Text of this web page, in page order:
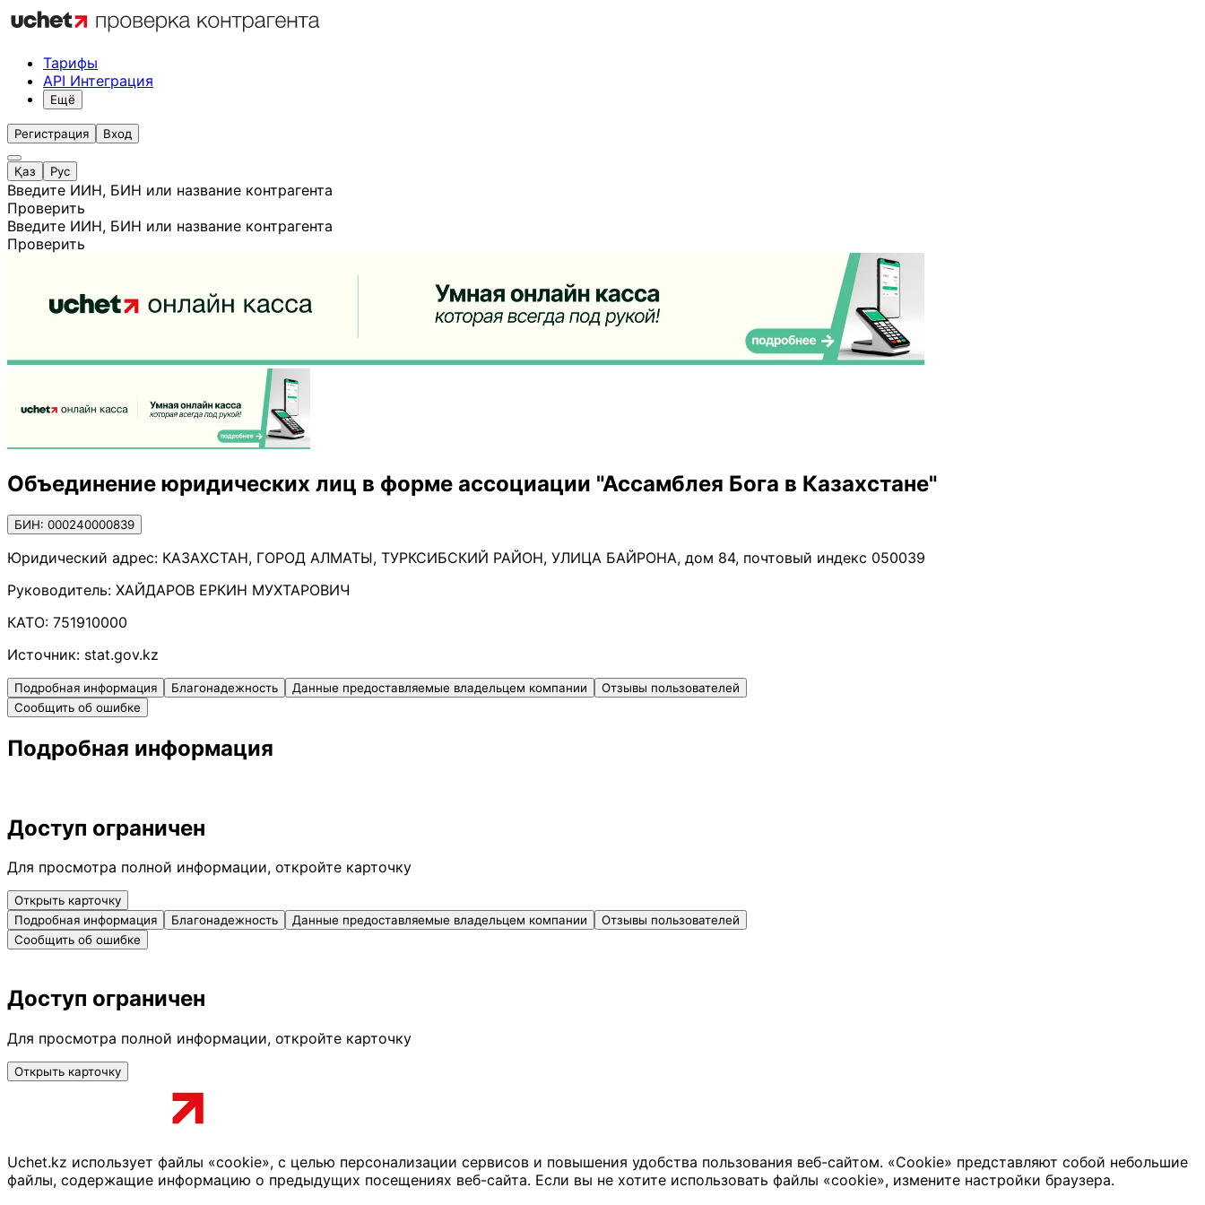
Тарифы
API Интеграция
Ещё
Регистрация Вход
Қаз Рус
Введите ИИН, БИН или название контрагента
Проверить
Введите ИИН, БИН или название контрагента
Проверить
Объединение юридических лиц в форме ассоциации "Ассамблея Бога в Казахстане"
БИН: 000240000839
Юридический адрес: КАЗАХСТАН, ГОРОД АЛМАТЫ, ТУРКСИБСКИЙ РАЙОН, УЛИЦА БАЙРОНА, дом 84, почтовый индекс 050039
Руководитель: ХАЙДАРОВ ЕРКИН МУХТАРОВИЧ
КАТО: 751910000
Источник: stat.gov.kz
Подробная информация Благонадежность Данные предоставляемые владельцем компании
Отзывы пользователей
Сообщить об ошибке
Подробная информация
Доступ ограничен
Для просмотра полной информации, откройте карточку
Открыть карточку
Подробная информация
Благонадежность Данные предоставляемые владельцем компании
Отзывы пользователей
Сообщить об ошибке
Доступ ограничен
Для просмотра полной информации, откройте карточку
Открыть карточку
Uchet.kz использует файлы «cookie», с целью персонализации сервисов и повышения удобства пользования веб-сайтом. «Cookie» представляют собой небольшие
файлы, содержащие информацию о предыдущих посещениях веб-сайта. Если вы не хотите использовать файлы «cookie», измените настройки браузера.